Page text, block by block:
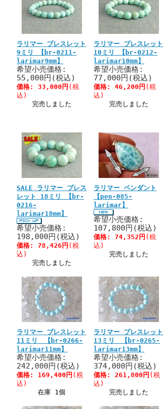
ラリマー ブレスレット
9ミリ 【br-0211-
larimar9mm】
希望小売価格:
55,000円(税込)
価格:33,000円 (税
込)
完売しました
ラリマー ブレスレット
10ミリ 【br-0212-
larimar10mm】
希望小売価格:
77,000円(税込)
価格:46,200円 (税
込)
完売しました
SALE ラリマー ブレス
レット 18ミリ 【br-
0216-
larimar18mm】
希望小売価格:
198,000円(税込)
価格:78,426円 (税
込)
完売しました
ラリマー ペンダント
【pen-085-
larimar】
希望小売価格:
107,800円(税込)
価格:74,352円 (税
込)
完売しました
ラリマー ブレスレット
11ミリ 【br-0266-
larimar11mm】
希望小売価格:
242,000円(税込)
価格: 169,400円 (税
込)
在庫 1個
ラリマー ブレスレット
13ミリ 【br-0265-
larimar13mm】
希望小売価格:
374,000円(税込)
価格:261,800円 (税
込)
完売しました